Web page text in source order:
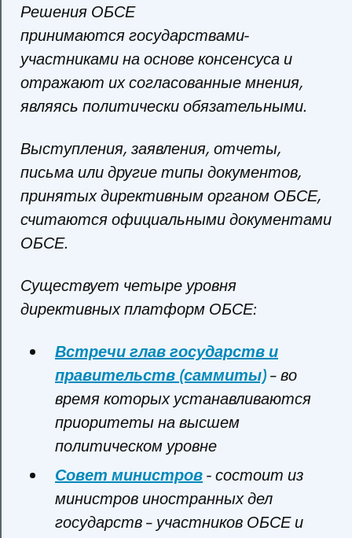
Решения ОБСЕ
принимаются государствами-
участниками на основе консенсуса и
отражают их согласованные мнения,
являясь политически обязательными.
Выступления, заявления, отчеты,
письма или другие типы документов,
принятых директивным органом ОБСЕ,
считаются официальными документами
ОБСЕ.
Существует четыре уровня
директивных платформ ОБСЕ:
Встречи глав государств и
правительств (саммиты)– во
время которых устанавливаются
приоритеты на высшем
политическом уровне
Совет министров- состоит из
министров иностранных дел
государств – участников ОБСЕ и